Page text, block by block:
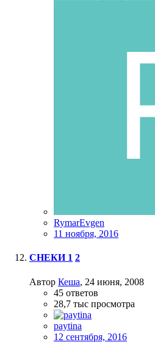
RymarEvgen
11 ноября, 2016
СНЕКИ 1 2
Автор Кеша, 24 июня, 2008
45 ответов
28,7 тыс просмотра
paytina
12 сентября, 2016